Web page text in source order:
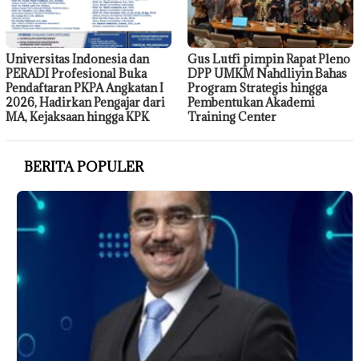
Universitas Indonesia dan
PERADI Profesional Buka
Pendaftaran PKPA Angkatan I
2026, Hadirkan Pengajar dari
MA, Kejaksaan hingga KPK
Gus Lutfi pimpin Rapat Pleno
DPP UMKM Nahdliyin Bahas
Program Strategis hingga
Pembentukan Akademi
Training Center
BERITA POPULER